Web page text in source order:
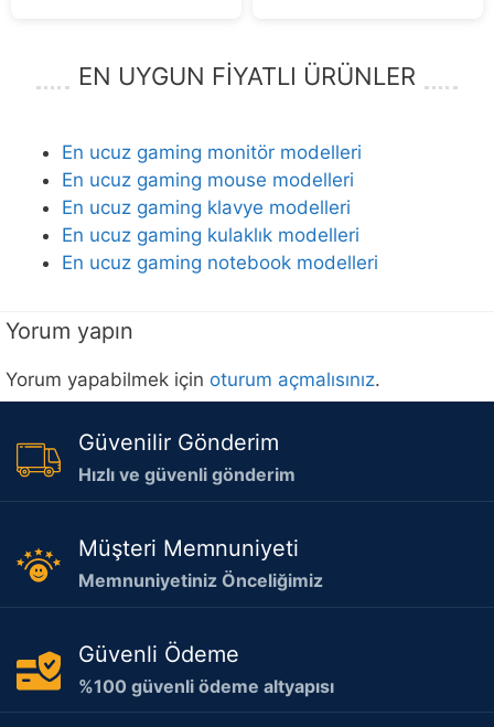
EN UYGUN FİYATLI ÜRÜNLER
En ucuz gaming monitör modelleri
En ucuz gaming mouse modelleri
En ucuz gaming klavye modelleri
En ucuz gaming kulaklık modelleri
En ucuz gaming notebook modelleri
Yorum yapın
Yorum yapabilmek için oturum açmalısınız.
Güvenilir Gönderim
Hızlı ve güvenli gönderim
Müşteri Memnuniyeti
Memnuniyetiniz Önceliğimiz
Güvenli Ödeme
%100 güvenli ödeme altyapısı